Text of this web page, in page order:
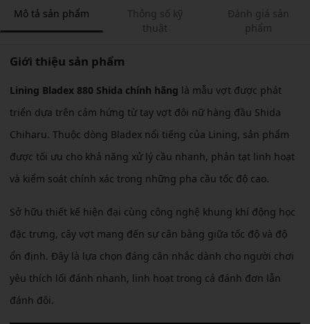
Mô tả sản phẩm
Thông số kỹ
thuật
Đánh giá sản
phẩm
Giới thiệu sản phẩm
Lining Bladex 880 Shida chính hãng là mẫu vợt được phát
triển dựa trên cảm hứng từ tay vợt đôi nữ hàng đầu Shida
Chiharu. Thuộc dòng Bladex nổi tiếng của Lining, sản phẩm
được tối ưu cho khả năng xử lý cầu nhanh, phản tạt linh hoạt
và kiểm soát chính xác trong những pha cầu tốc độ cao.
Sở hữu thiết kế hiện đại cùng công nghệ khung khí động học
đặc trưng, cây vợt mang đến sự cân bằng giữa tốc độ và độ
ổn định. Đây là lựa chọn đáng cân nhắc dành cho người chơi
yêu thích lối đánh nhanh, linh hoạt trong cả đánh đơn lẫn
đánh đôi.